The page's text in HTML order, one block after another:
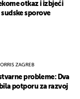
otkaz i izbjeći
sporove
ZAGREB
probleme: Dva
potporu za razvoj